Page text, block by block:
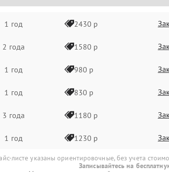
1 год 2430 р
2 года 1580 р
1 год 980 р
1 год 830 р
3 года 1180 р
1 год 1230 р
листе указаны ориентировочные, без учета
Записывайтесь на